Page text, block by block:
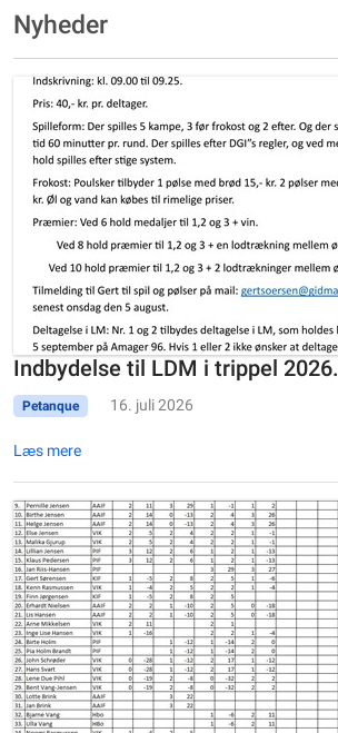
Nyheder
Indbydelse til LDM i trippel 2026.
Petanque 16. juli 2026
Læs mere